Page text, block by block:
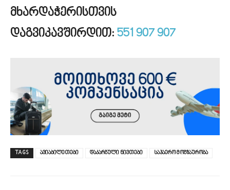
მხარდაჭერისთვის
დაგვიკავშირდით: 551 907 907
TAGS ავიაბილეთები დაკარგული ნივთები საჰაერო მოგზაურობა